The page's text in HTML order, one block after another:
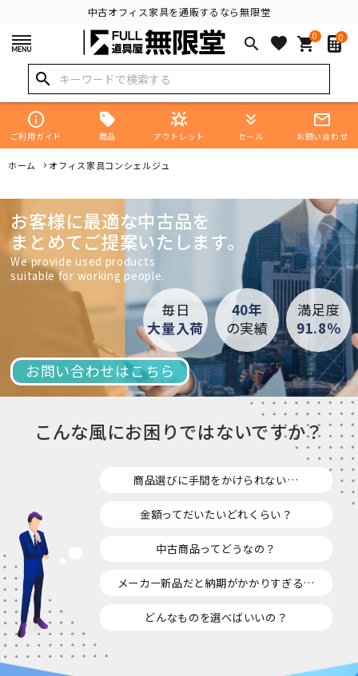
中古オフィス家具を通販するなら無限堂
search favorite 0
shopping_cart 0
search
info
ご利用ガイド 商品
star_shine
アウトレット
keyboard_double_arrow_down
セール
mail_outline
お問い合わせ
ホーム オフィス家具コンシェルジュ
お客様に最適な中古品を
まとめてご提案いたします。
We provide used products
suitable for working people.
毎日
大量入荷
40年
の実績
満足度
91.8％
お問い合わせはこちら
こんな風にお困りではないですか？
商品選びに手間をかけられない…
金額ってだいたいどれくらい？
中古商品ってどうなの？
メーカー新品だと納期がかかりすぎる…
どんなものを選べばいいの？